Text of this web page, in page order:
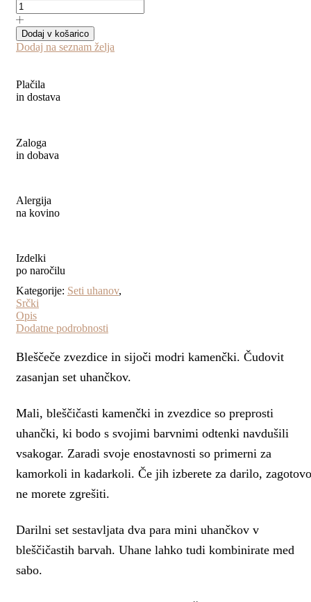
Dodaj v košarico
Dodaj na seznam želja
Plačila
in dostava
Zaloga
in dobava
Alergija
na kovino
Izdelki
po naročilu
Kategorije: Seti uhanov,
Srčki
Opis
Dodatne podrobnosti
Bleščeče zvezdice in sijoči modri kamenčki. Čudovit
zasanjan set uhančkov.
Mali, bleščičasti kamenčki in zvezdice so preprosti
uhančki, ki bodo s svojimi barvnimi odtenki navdušili
vsakogar. Zaradi svoje enostavnosti so primerni za
kamorkoli in kadarkoli. Če jih izberete za darilo, zagotovo
ne morete zgrešiti.
Darilni set sestavljata dva para mini uhančkov v
bleščičastih barvah. Uhane lahko tudi kombinirate med
sabo.